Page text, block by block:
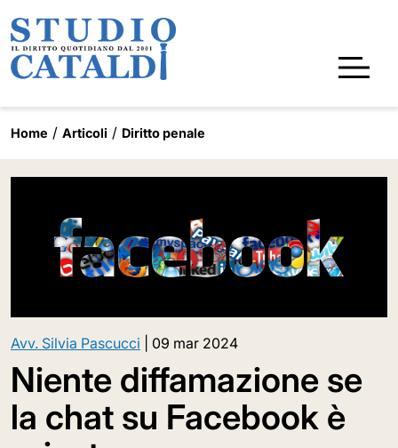
Home Articoli Diritto penale
Avv. Silvia Pascucci 09 mar 2024
Niente diffamazione se
la chat su Facebook è